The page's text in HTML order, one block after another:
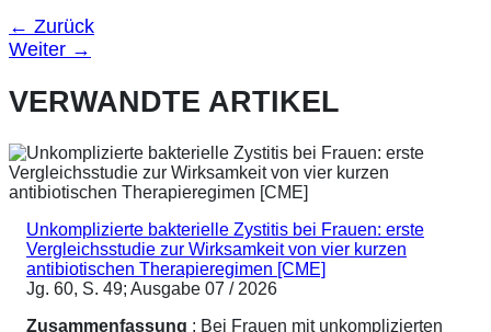
← Zurück
Weiter →
VERWANDTE ARTIKEL
Unkomplizierte bakterielle Zystitis bei Frauen: erste
Vergleichsstudie zur Wirksamkeit von vier kurzen
antibiotischen Therapieregimen [CME]
Jg. 60, S. 49; Ausgabe 07 / 2026
Zusammenfassung : Bei Frauen mit unkomplizierten